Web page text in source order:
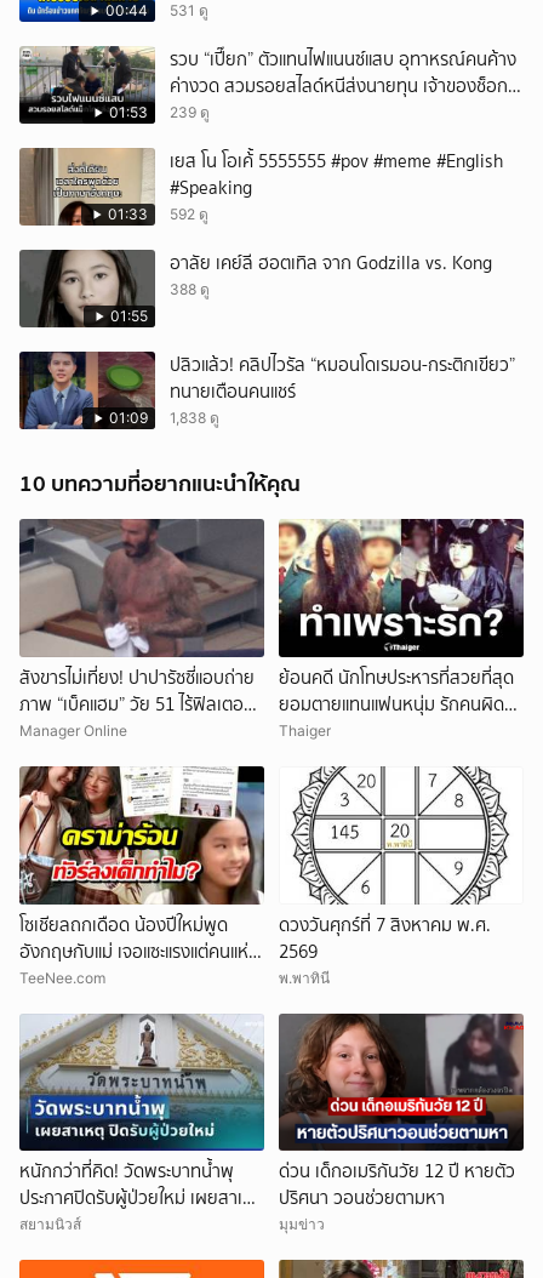
00:44 531 ดู
01:53
รวบ “เปี๊ยก” ตัวแทนไฟแนนซ์แสบ อุทาหรณ์คนค้าง
ค่างวด สวมรอยสไลด์หนีส่งนายทุน เจ้าของช็อก
หนี้ยังอยู่ - รถปลิว เสียหายกว่า 600,000 บาท
239 ดู
01:33
เยส โน โอเค้้้้ 5555555 #pov #meme #English
#Speaking
592 ดู
01:55
อาลัย เคย์ลี ฮอตเทิล จาก Godzilla vs. Kong
388 ดู
01:09
ปลิวแล้ว! คลิปไวรัล “หมอนโดเรมอน-กระติกเขียว”
ทนายเตือนคนแชร์
1,838 ดู
10 บทความที่อยากแนะนำให้คุณ
สังขารไม่เที่ยง! ปาปารัซซี่แอบถ่าย
ภาพ “เบ็คแฮม” วัย 51 ไร้ฟิลเตอร์
เผยให้เห็นผมบาง-ศีรษะล้าน
Manager Online
ย้อนคดี นักโทษประหารที่สวยที่สุด
ยอมตายแทนแฟนหนุ่ม รักคนผิด
ชีวิตดิ่งเหว
Thaiger
โซเชียลถกเดือด น้องปีใหม่พูด
อังกฤษกับแม่ เจอแซะแรงแต่คนแห่
ปกป้อง
TeeNee.com
ดวงวันศุกร์ที่ 7 สิงหาคม พ.ศ.
2569
พ.พาทินี
หนักกว่าที่คิด! วัดพระบาทน้ำพุ
ประกาศปิดรับผู้ป่วยใหม่ เผยสาเหตุ
สุดสะเทือนใจ
สยามนิวส์
ด่วน เด็กอเมริกันวัย 12 ปี หายตัว
ปริศนา วอนช่วยตามหา
มุมข่าว